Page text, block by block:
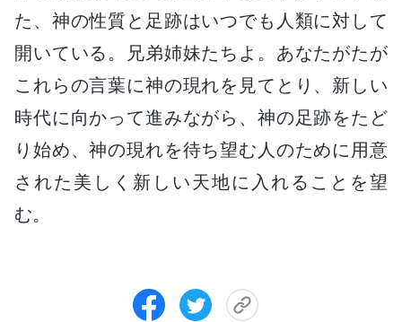
た、神の性質と足跡はいつでも人類に対して
開いている。兄弟姉妹たちよ。あなたがたが
これらの言葉に神の現れを見てとり、新しい
時代に向かって進みながら、神の足跡をたど
り始め、神の現れを待ち望む人のために用意
された美しく新しい天地に入れることを望
む。